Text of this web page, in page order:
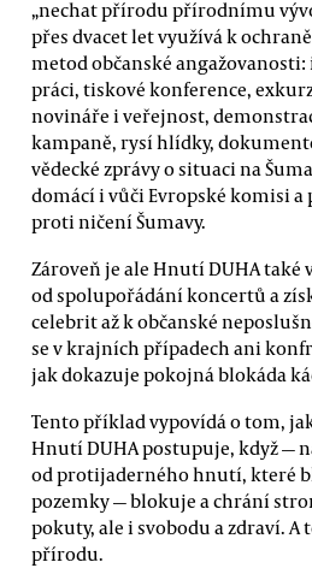
„nechat přírodu přírodnímu
přes dvacet let využívá k
metod občanské
práci, tiskové konference,
novináře i veřejnost,
kampaně, rysí hlídky,
vědecké zprávy o situaci na
domácí i vůči Evropské komisi
proti ničení Šumavy.
Zároveň je ale Hnutí DUHA
od spolupořádání koncertů a
celebrit až k občanské
se v krajních případech ani
jak dokazuje pokojná blokáda
Tento příklad vypovídá o tom,
Hnutí DUHA postupuje, když —
od protijaderného hnutí, které
pozemky — blokuje a chrání
pokuty, ale i svobodu a zdraví. A
přírodu.